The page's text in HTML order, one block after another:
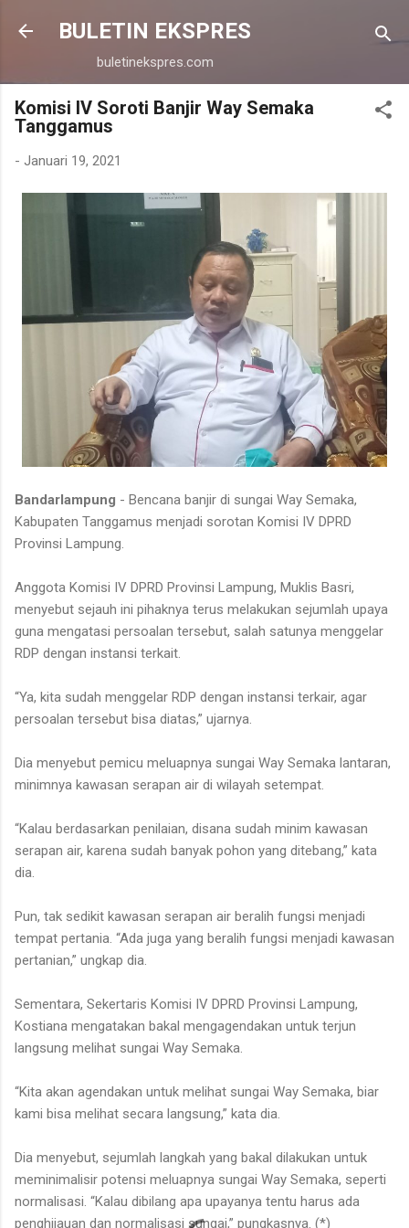
Langsung ke konten utama
BULETIN EKSPRES
buletinekspres.com
Komisi IV Soroti Banjir Way Semaka
Tanggamus
- Januari 19, 2021
Bandarlampung - Bencana banjir di sungai Way Semaka,
Kabupaten Tanggamus menjadi sorotan Komisi IV DPRD
Provinsi Lampung.
Anggota Komisi IV DPRD Provinsi Lampung, Muklis Basri,
menyebut sejauh ini pihaknya terus melakukan sejumlah upaya
guna mengatasi persoalan tersebut, salah satunya menggelar
RDP dengan instansi terkait.
“Ya, kita sudah menggelar RDP dengan instansi terkair, agar
persoalan tersebut bisa diatas,” ujarnya.
Dia menyebut pemicu meluapnya sungai Way Semaka lantaran,
minimnya kawasan serapan air di wilayah setempat.
“Kalau berdasarkan penilaian, disana sudah minim kawasan
serapan air, karena sudah banyak pohon yang ditebang,” kata
dia.
Pun, tak sedikit kawasan serapan air beralih fungsi menjadi
tempat pertania. “Ada juga yang beralih fungsi menjadi kawasan
pertanian,” ungkap dia.
Sementara, Sekertaris Komisi IV DPRD Provinsi Lampung,
Kostiana mengatakan bakal mengagendakan untuk terjun
langsung melihat sungai Way Semaka.
“Kita akan agendakan untuk melihat sungai Way Semaka, biar
kami bisa melihat secara langsung,” kata dia.
Dia menyebut, sejumlah langkah yang bakal dilakukan untuk
meminimalisir potensi meluapnya sungai Way Semaka, seperti
normalisasi. “Kalau dibilang apa upayanya tentu harus ada
penghijauan dan normalisasi sungai,” pungkasnya. (*)